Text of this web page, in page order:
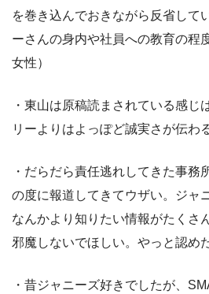
を巻き込んでおきながら反省して
ーさんの身内や社員への教育の程
女性）
・東山は原稿読まされている感じ
リーよりはよっぽど誠実さが伝わ
・だらだら責任逃れしてきた事務
の度に報道してきてウザい。ジャ
なんかより知りたい情報がたくさ
邪魔しないでほしい。やっと認め
・昔ジャニーズ好きでしたが、